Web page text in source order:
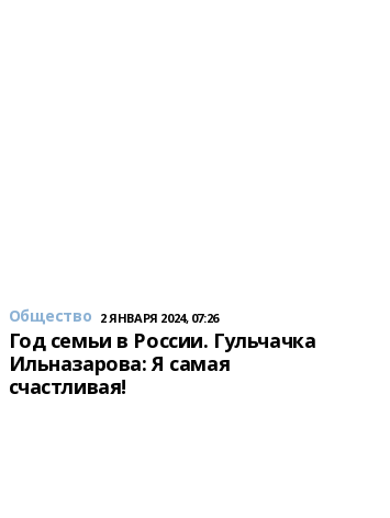
Общество 2 ЯНВАРЯ 2024, 07:26
Год семьи в России. Гульчачка
Ильназарова: Я самая
счастливая!